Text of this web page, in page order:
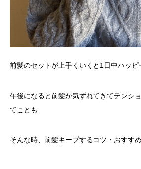
前髪のセットが上手くいくと1日中ハッピ
午後になると前髪が気ずれてきてテンシ
てことも
そんな時、前髪キープするコツ・おすす